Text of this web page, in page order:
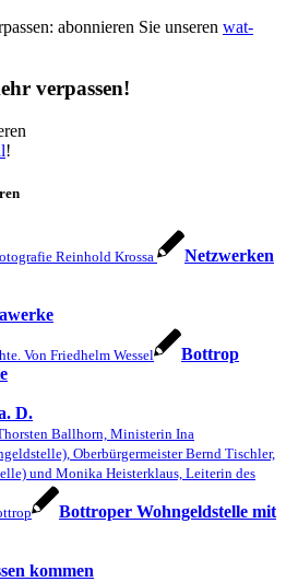
abonnieren Sie unseren wat-
verpassen!
!
Reinhold Krossa
Netzwerken
Von Friedhelm Wessel
Bottrop
D.
Ballhorn, Ministerin Ina
Oberbürgermeister Bernd Tischler,
und Monika Heisterklaus, Leiterin des
Bottroper Wohngeldstelle mit
kommen